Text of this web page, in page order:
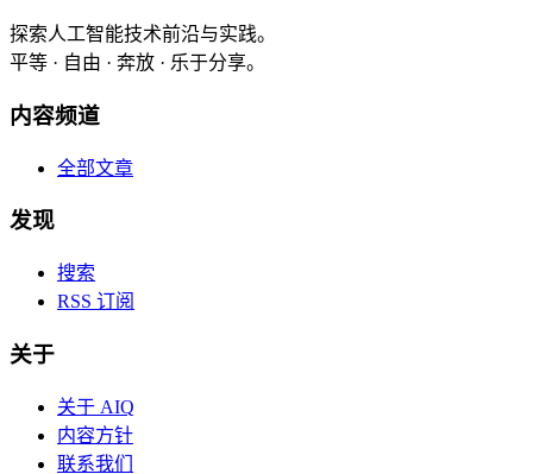
探索人工智能技术前沿与实践。
平等 · 自由 · 奔放 · 乐于分享。
内容频道
全部文章
发现
搜索
RSS 订阅
关于
关于 AIQ
内容方针
联系我们